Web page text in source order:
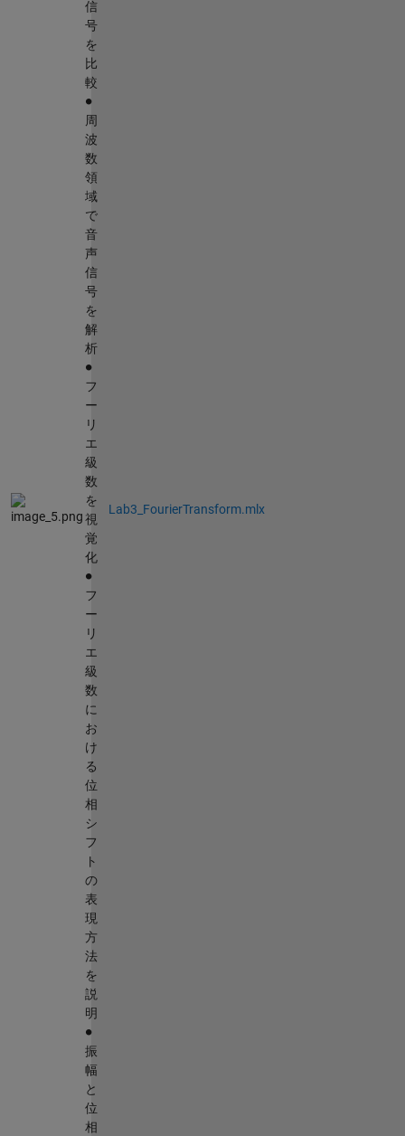
信
号
を
比
較
∙
周
波
数
領
域
で
音
声
信
号
を
解
析
∙
フ
ー
リ
エ
級
数
を
視
覚
化
∙
フ
ー
リ
エ
級
数
に
お
け
る
位
相
シ
フ
ト
の
表
現
方
法
を
説
明
∙
振
幅
と
位
相
Lab3_FourierTransform.mlx